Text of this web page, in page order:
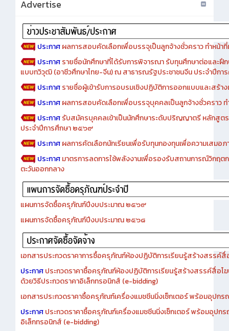
ประกาศผลการสอบคัดเลือกเพื่อบรรจุเป็นลูกจ้างชั่วคราว ทำหน้าที่
ประกาศ รายชื่อนักศึกษาที่ได้รับการพิจารณา รับทุนศึกษาต่อและฝึ
แบบทวิวุฒิ (อาชีวศึกษาไทย-จีน) ณ สาธารณรัฐประชาชนจีน ประจำปีก
ประกาศรายชื่อผู้เข้ารับการอบรมเชิงปฏิบัติการออกแบบและสร้า
ประกาศผลการสอบคัดเลือกเพื่อบรรจุบุคคลเป็นลูกจ้างชั่วคราว ท
ประกาศรับสมัครบุคคลเข้าเป็นนักศึกษาระดับปริญญาตรี หลักสูต
ประจำปีการศึกษา ๒๕๖๙
ประกาศผลการคัดเลือกนักเรียนเพื่อรับทุนกองทุนเพื่อความเสมอ
ประกาศมาตรการลดการใช้พลังงานเพื่อรองรับสถานการณ์วิกฤ
ตะวันออกกลาง
แผนการจัดซื้อครุภัณฑ์ปีงบประมาณ ๒๕๖๙
แผนการจัดซื้อครุภัณฑ์ปีงบประมาณ ๒๕๖๘
เอกสารประกวดราคาการซื้อครุภัณฑ์ห้องปฏิบัติการเรียนรู้สร้างสรรค์
ประกาศ ประกวดราคาซื้อครุภัณฑ์ห้องปฏิบัติการเรียนรู้สร้างสรรค์สื่อโ
ด้วยวิธีประกวดราคาอิเล็กทรอนิกส์ (e-bidding)
เอกสารประกวดราคาซื้อครุภัณฑ์เครื่องแมชชีนนิ่งเซ็กเตอร์ พร้อมอุปก
ประกาศประกวดราคาซื้อครุภัณฑ์เครื่องแมชชีนนิ่งเซ็กเตอร์ พร้อมอุปก